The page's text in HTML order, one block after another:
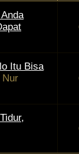
Itu Bisa
Nur